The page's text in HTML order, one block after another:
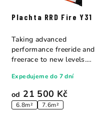
Plachta RRD Fire Y31
od 21 500 Kč
6.8m² 7.6m²
Expedujeme do 7 dní
Taking advanced
performance freeride and
freerace to new levels.